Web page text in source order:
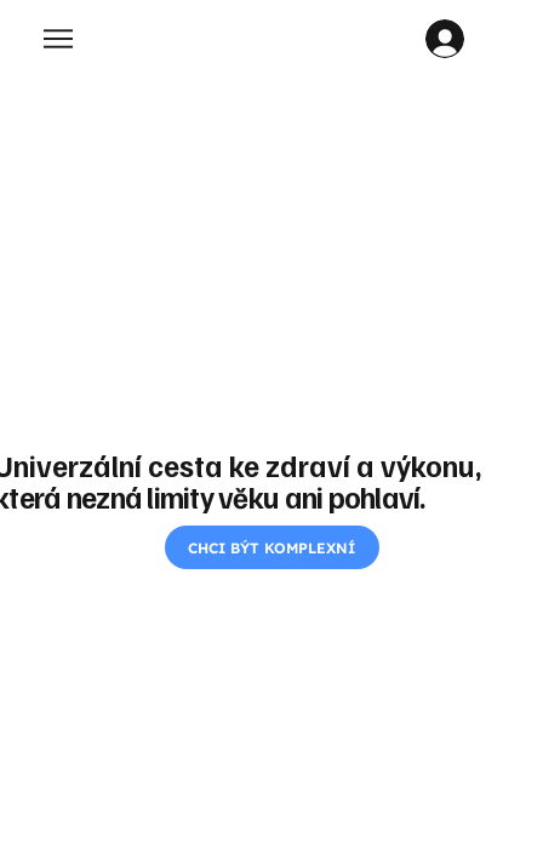
cesta ke zdraví a výkonu,
nezná limity věku ani pohlaví.
CHCI BÝT KOMPLEXNÍ